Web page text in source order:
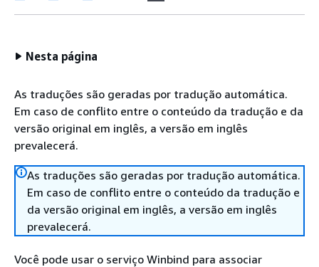
Nesta página
As traduções são geradas por tradução automática.
Em caso de conflito entre o conteúdo da tradução e da
versão original em inglês, a versão em inglês
prevalecerá.
As traduções são geradas por tradução automática.
Em caso de conflito entre o conteúdo da tradução e
da versão original em inglês, a versão em inglês
prevalecerá.
Você pode usar o serviço Winbind para associar